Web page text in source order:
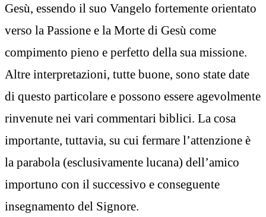
Gesù, essendo il suo Vangelo fortemente orientato
verso la Passione e la Morte di Gesù come
compimento pieno e perfetto della sua missione.
Altre interpretazioni, tutte buone, sono state date
di questo particolare e possono essere agevolmente
rinvenute nei vari commentari biblici. La cosa
importante, tuttavia, su cui fermare l’attenzione è
la parabola (esclusivamente lucana) dell’amico
importuno con il successivo e conseguente
insegnamento del Signore.